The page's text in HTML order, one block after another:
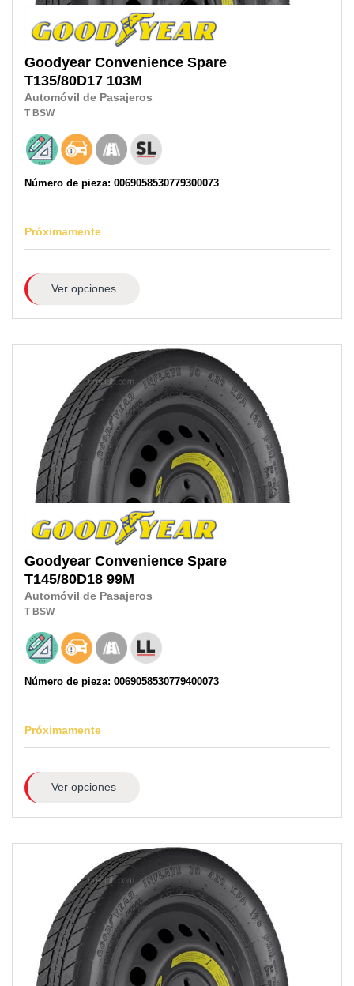
Goodyear Convenience Spare
T135/80D17 103M
Automóvil de Pasajeros
T BSW
Número de pieza: 0069058530779300073
Próximamente
Ver opciones
Goodyear Convenience Spare
T145/80D18 99M
Automóvil de Pasajeros
T BSW
Número de pieza: 0069058530779400073
Próximamente
Ver opciones